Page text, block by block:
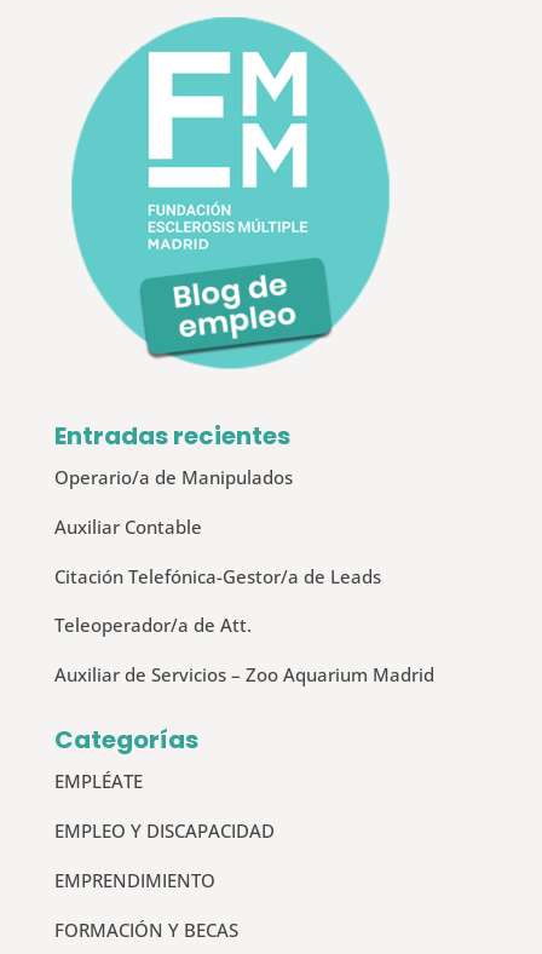
Entradas recientes
Operario/a de Manipulados
Auxiliar Contable
Citación Telefónica-Gestor/a de Leads
Teleoperador/a de Att.
Auxiliar de Servicios – Zoo Aquarium Madrid
Categorías
EMPLÉATE
EMPLEO Y DISCAPACIDAD
EMPRENDIMIENTO
FORMACIÓN Y BECAS